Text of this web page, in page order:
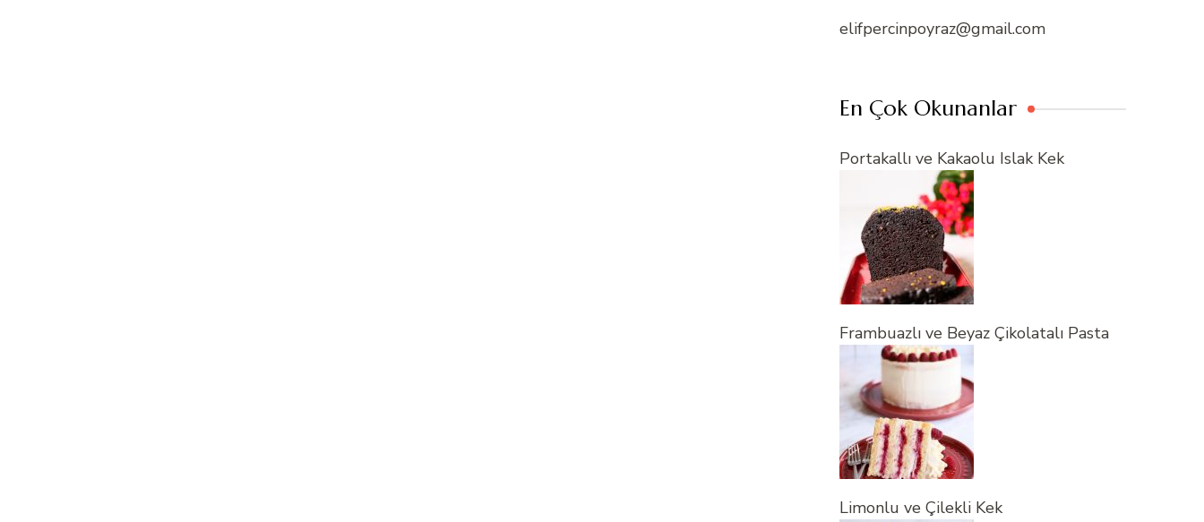
elifpercinpoyraz@gmail.com
En Çok Okunanlar
Portakallı ve Kakaolu Islak Kek
Frambuazlı ve Beyaz Çikolatalı Pasta
Limonlu ve Çilekli Kek